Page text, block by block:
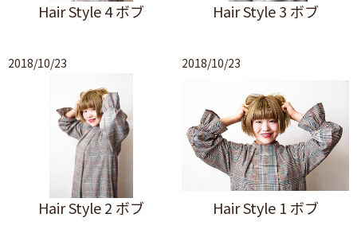
Hair Style 4 ボブ Hair Style 3 ボブ
2018/10/23
Hair Style 2 ボブ
2018/10/23
Hair Style 1 ボブ